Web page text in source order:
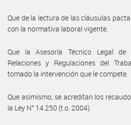
Que de la lectura de las cláusulas
con la normativa laboral vigente.
Que la Asesoría Técnico Legal
Relaciones y Regulaciones del
tomado la intervención que le compete.
Que asimismo, se acreditan los
la Ley N° 14.250 (t.o. 2004).